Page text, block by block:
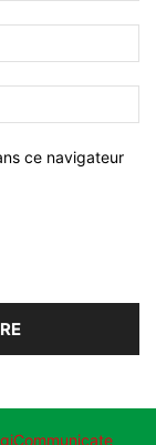
ce navigateur